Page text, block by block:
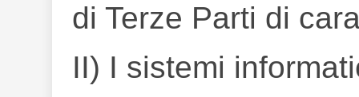
di Terze Parti di
II) I sistemi